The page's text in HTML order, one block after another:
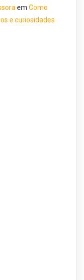
em Como
e curiosidades